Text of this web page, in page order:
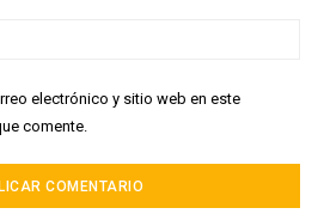
electrónico y sitio web en este
comente.